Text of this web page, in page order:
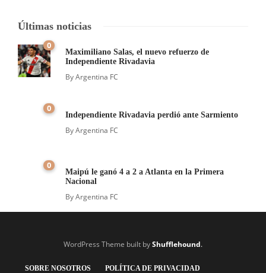
Últimas noticias
0
Maximiliano Salas, el nuevo refuerzo de
Independiente Rivadavia
ByArgentina FC
0
Independiente Rivadavia perdió ante Sarmiento
ByArgentina FC
0
Maipú le ganó 4 a 2 a Atlanta en la Primera
Nacional
ByArgentina FC
WordPress Theme built byShufflehound.
SOBRE NOSOTROS POLÍTICA DE PRIVACIDAD